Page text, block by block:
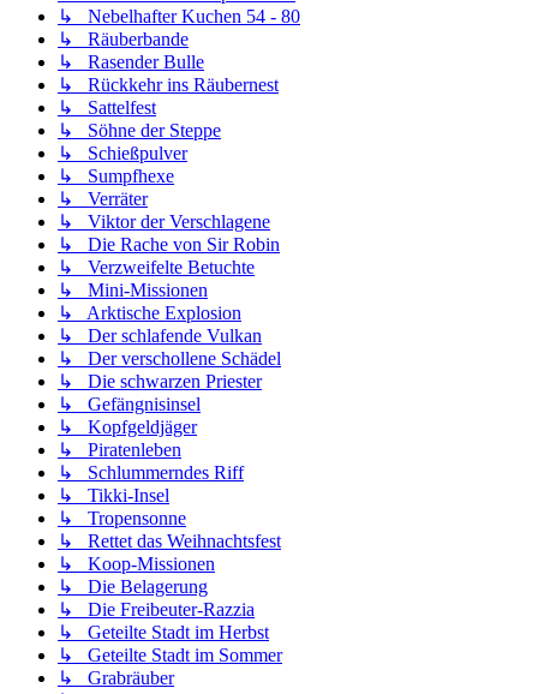
↳ Nebelhafter Kuchen 54 - 80
↳ Räuberbande
↳ Rasender Bulle
↳ Rückkehr ins Räubernest
↳ Sattelfest
↳ Söhne der Steppe
↳ Schießpulver
↳ Sumpfhexe
↳ Verräter
↳ Viktor der Verschlagene
↳ Die Rache von Sir Robin
↳ Verzweifelte Betuchte
↳ Mini-Missionen
↳ Arktische Explosion
↳ Der schlafende Vulkan
↳ Der verschollene Schädel
↳ Die schwarzen Priester
↳ Gefängnisinsel
↳ Kopfgeldjäger
↳ Piratenleben
↳ Schlummerndes Riff
↳ Tikki-Insel
↳ Tropensonne
↳ Rettet das Weihnachtsfest
↳ Koop-Missionen
↳ Die Belagerung
↳ Die Freibeuter-Razzia
↳ Geteilte Stadt im Herbst
↳ Geteilte Stadt im Sommer
↳ Grabräuber